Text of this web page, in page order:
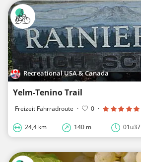
Recreational USA & Canada
Yelm-Tenino Trail
Freizeit Fahrradroute · 0 ·
24,4 km 140 m 01u37